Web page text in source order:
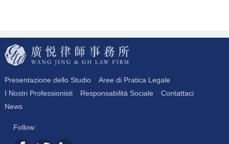
Presentazione dello Studio
Aree di Pratica Legale
I Nostri Professionisti
Responsabilità Sociale
Contattaci
News
Follow: